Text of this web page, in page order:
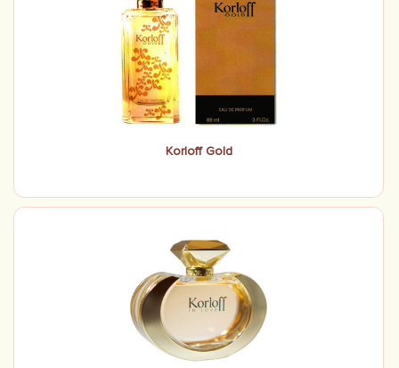
Korloff Gold